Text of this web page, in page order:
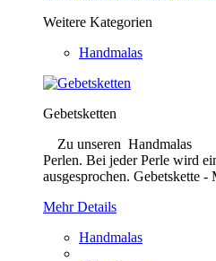
Weitere Kategorien
Handmalas
Gebetsketten
Zu unseren Handmalas
Perlen. Bei jeder Perle wird
ausgesprochen. Gebetskette -
Mehr Details
Handmalas